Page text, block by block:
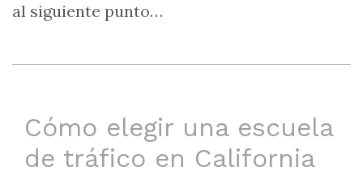
al siguiente punto…
Cómo elegir una escuela
de tráfico en California